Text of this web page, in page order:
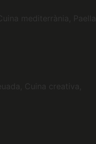
mediterrània, Paella
Cuina creativa,